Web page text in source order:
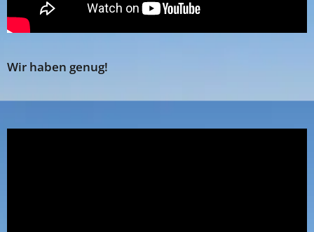
Wir haben genug!